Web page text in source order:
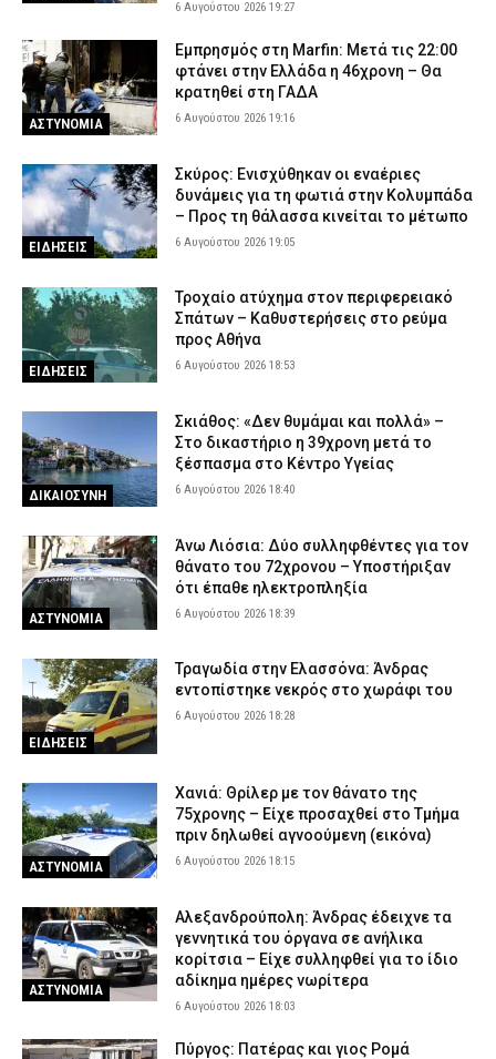
6 Αυγούστου 2026 19:27
ΑΣΤΥΝΟΜΙΑ
Εμπρησμός στη Marfin: Μετά τις 22:00
φτάνει στην Ελλάδα η 46χρονη – Θα
κρατηθεί στη ΓΑΔΑ
6 Αυγούστου 2026 19:16
ΕΙΔΗΣΕΙΣ
Σκύρος: Ενισχύθηκαν οι εναέριες
δυνάμεις για τη φωτιά στην Κολυμπάδα
– Προς τη θάλασσα κινείται το μέτωπο
6 Αυγούστου 2026 19:05
ΕΙΔΗΣΕΙΣ
Τροχαίο ατύχημα στον περιφερειακό
Σπάτων – Καθυστερήσεις στο ρεύμα
προς Αθήνα
6 Αυγούστου 2026 18:53
ΔΙΚΑΙΟΣΥΝΗ
Σκιάθος: «Δεν θυμάμαι και πολλά» –
Στο δικαστήριο η 39χρονη μετά το
ξέσπασμα στο Κέντρο Υγείας
6 Αυγούστου 2026 18:40
ΑΣΤΥΝΟΜΙΑ
Άνω Λιόσια: Δύο συλληφθέντες για τον
θάνατο του 72χρονου – Υποστήριξαν
ότι έπαθε ηλεκτροπληξία
6 Αυγούστου 2026 18:39
ΕΙΔΗΣΕΙΣ
Τραγωδία στην Ελασσόνα: Άνδρας
εντοπίστηκε νεκρός στο χωράφι του
6 Αυγούστου 2026 18:28
ΑΣΤΥΝΟΜΙΑ
Χανιά: Θρίλερ με τον θάνατο της
75χρονης – Είχε προσαχθεί στο Τμήμα
πριν δηλωθεί αγνοούμενη (εικόνα)
6 Αυγούστου 2026 18:15
ΑΣΤΥΝΟΜΙΑ
Αλεξανδρούπολη: Άνδρας έδειχνε τα
γεννητικά του όργανα σε ανήλικα
κορίτσια – Είχε συλληφθεί για το ίδιο
αδίκημα ημέρες νωρίτερα
6 Αυγούστου 2026 18:03
Πύργος: Πατέρας και γιος Ρομά